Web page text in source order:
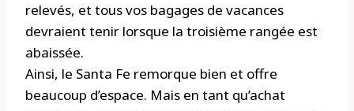
relevés, et tous vos bagages de vacances
devraient tenir lorsque la troisième rangée est
abaissée.
Ainsi, le Santa Fe remorque bien et offre
beaucoup d’espace. Mais en tant qu’achat